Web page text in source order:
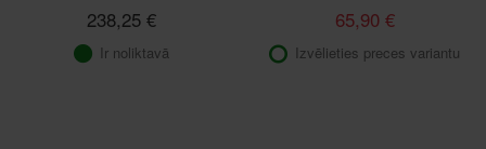
238,25 €
Ir noliktavā
65,90 €
Izvēlieties preces variantu